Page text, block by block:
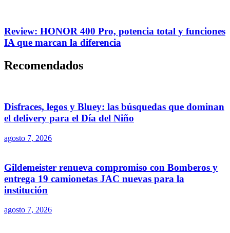
Review: HONOR 400 Pro, potencia total y funciones
IA que marcan la diferencia
Recomendados
Disfraces, legos y Bluey: las búsquedas que dominan
el delivery para el Día del Niño
agosto 7, 2026
Gildemeister renueva compromiso con Bomberos y
entrega 19 camionetas JAC nuevas para la
institución
agosto 7, 2026